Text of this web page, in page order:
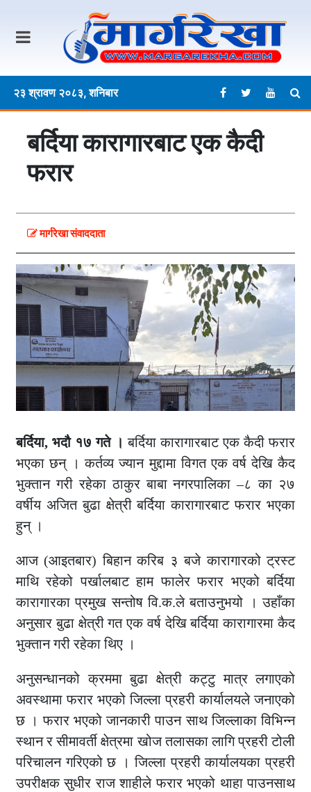
२३ श्रावण २०८३, शनिबार
बर्दिया कारागारबाट एक कैदी
फरार
मार्गरेखा संवाददाता
बर्दिया, भदौ १७ गते । बर्दिया कारागारबाट एक कैदी फरार
भएका छन् । कर्तव्य ज्यान मुद्दामा विगत एक वर्ष देखि कैद
भुक्तान गरी रहेका ठाकुर बाबा नगरपालिका –८ का २७
वर्षीय अजित बुढा क्षेत्री बर्दिया कारागारबाट फरार भएका
हुन् ।
आज (आइतबार) बिहान करिब ३ बजे कारागारको ट्रस्ट
माथि रहेको पर्खालबाट हाम फालेर फरार भएको बर्दिया
कारागारका प्रमुख सन्तोष वि.क.ले बताउनुभयो । उहाँका
अनुसार बुढा क्षेत्री गत एक वर्ष देखि बर्दिया कारागारमा कैद
भुक्तान गरी रहेका थिए ।
अनुसन्धानको क्रममा बुढा क्षेत्री कट्टु मात्र लगाएको
अवस्थामा फरार भएको जिल्ला प्रहरी कार्यालयले जनाएको
छ । फरार भएको जानकारी पाउन साथ जिल्लाका विभिन्न
स्थान र सीमावर्ती क्षेत्रमा खोज तलासका लागि प्रहरी टोली
परिचालन गरिएको छ । जिल्ला प्रहरी कार्यालयका प्रहरी
उपरीक्षक सुधीर राज शाहीले फरार भएको थाहा पाउनसाथ